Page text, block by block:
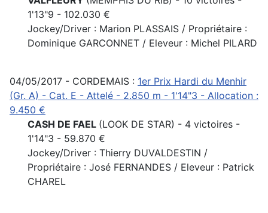
1'13"9 - 102.030 €
Jockey/Driver : Marion PLASSAIS / Propriétaire :
Dominique GARCONNET / Eleveur : Michel PILARD
04/05/2017 - CORDEMAIS : 1er Prix Hardi du Menhir
(Gr. A) - Cat. E - Attelé - 2.850 m - 1'14"3 - Allocation :
9.450 €
CASH DE FAEL (LOOK DE STAR) - 4 victoires -
1'14"3 - 59.870 €
Jockey/Driver : Thierry DUVALDESTIN /
Propriétaire : José FERNANDES / Eleveur : Patrick
CHAREL